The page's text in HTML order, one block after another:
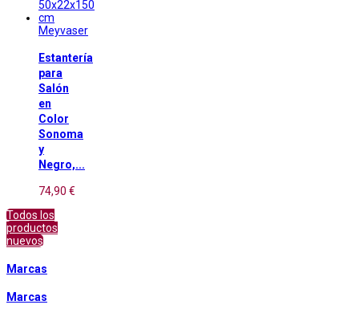
Meyvaser
Estantería
para
Salón
en
Color
Sonoma
y
Negro,...
74,90 €
Todos los
productos
nuevos
Marcas
Marcas